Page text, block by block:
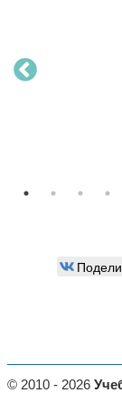
© 2010 - 2026